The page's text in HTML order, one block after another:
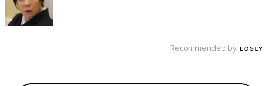
Recommended by